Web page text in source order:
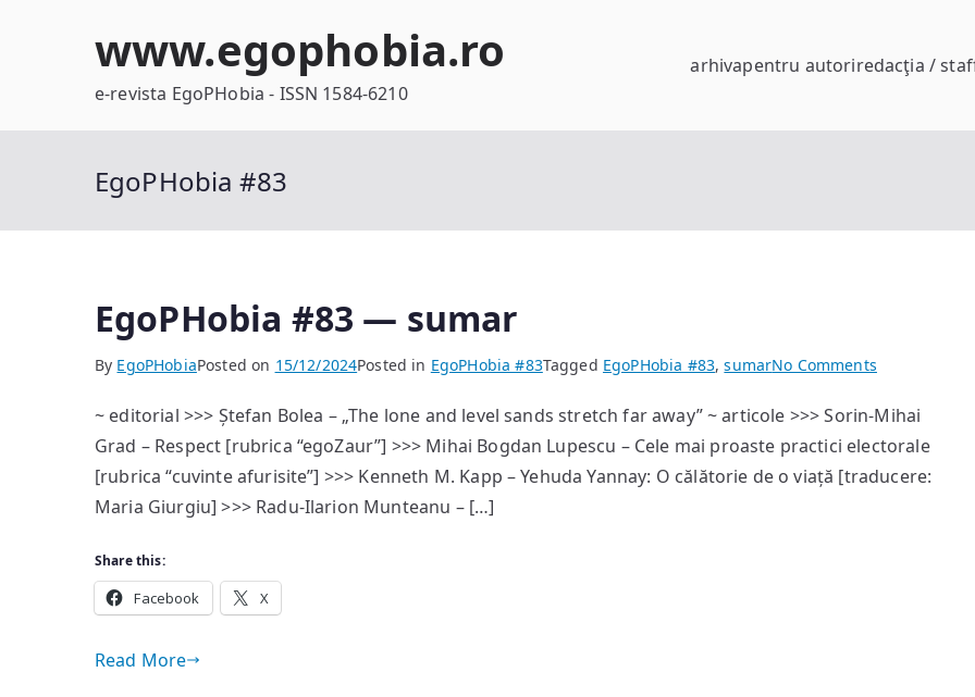
www.egophobia.ro
e-revista EgoPHobia - ISSN 1584-6210
arhivapentru autoriredacţia /
EgoPHobia #83
EgoPHobia #83 — sumar
By EgoPHobiaPosted on 15/12/2024Posted in EgoPHobia #83Tagged EgoPHobia #83,sumarNo Commentson
#83
—
sumar
~ editorial >>> Ștefan Bolea – „The lone and level sands stretch far away” ~ articole >>> Sorin-Mihai
Grad – Respect [rubrica “egoZaur”] >>> Mihai Bogdan Lupescu – Cele mai proaste practici electorale
[rubrica “cuvinte afurisite”] >>> Kenneth M. Kapp – Yehuda Yannay: O călătorie de o viață [traducere:
Maria Giurgiu] >>> Radu-Ilarion Munteanu – […]
Share this:
Facebook X
Read More